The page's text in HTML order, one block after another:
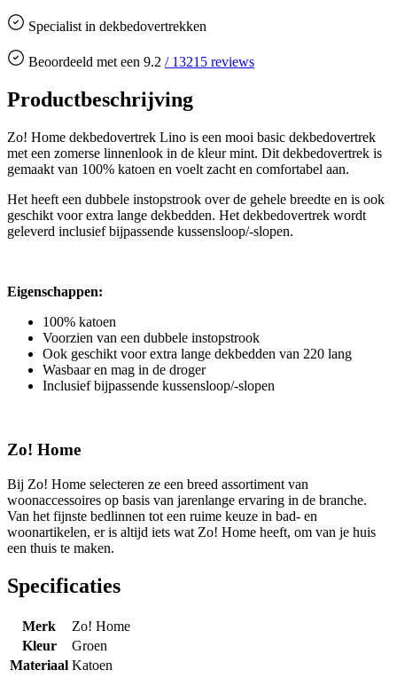
Specialist in dekbedovertrekken
Beoordeeld met een 9.2 / 13215 reviews
Productbeschrijving
Zo! Home dekbedovertrek Lino is een mooi basic dekbedovertrek
met een zomerse linnenlook in de kleur mint. Dit dekbedovertrek is
gemaakt van 100% katoen en voelt zacht en comfortabel aan.
Het heeft een dubbele instopstrook over de gehele breedte en is ook
geschikt voor extra lange dekbedden. Het dekbedovertrek wordt
geleverd inclusief bijpassende kussensloop/-slopen.
Eigenschappen:
100% katoen
Voorzien van een dubbele instopstrook
Ook geschikt voor extra lange dekbedden van 220 lang
Wasbaar en mag in de droger
Inclusief bijpassende kussensloop/-slopen
Zo! Home
Bij Zo! Home selecteren ze een breed assortiment van
woonaccessoires op basis van jarenlange ervaring in de branche.
Van het fijnste bedlinnen tot een ruime keuze in bad- en
woonartikelen, er is altijd iets wat Zo! Home heeft, om van je huis
een thuis te maken.
Specificaties
Merk
Zo! Home
Kleur
Groen
Materiaal Katoen